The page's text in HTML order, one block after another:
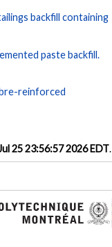
backfill containing
paste backfill.
reinforced
25 23:56:57 2026 EDT.